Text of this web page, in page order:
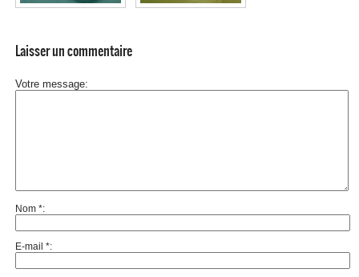
Laisser un commentaire
Votre message
Nom *
E-mail *